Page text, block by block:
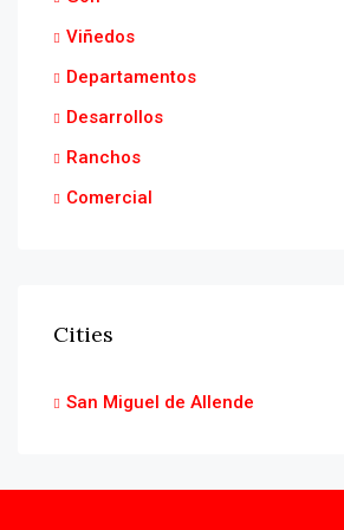
Viñedos
Departamentos
Desarrollos
Ranchos
Comercial
Cities
San Miguel de Allende